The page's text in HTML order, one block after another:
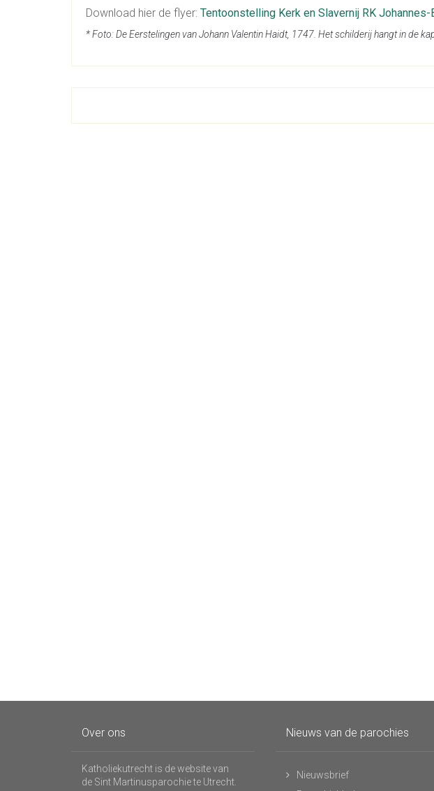
Download hier de flyer: Tentoonstelling Kerk en Slavernij RK
* Foto: De Eerstelingen van Johann Valentin Haidt, 1747. Het schilderij hangt in de
Over ons
Katholiekutrecht is de website van
de Sint Martinusparochie te Utrecht.
Nieuws van de parochies
Nieuwsbrief